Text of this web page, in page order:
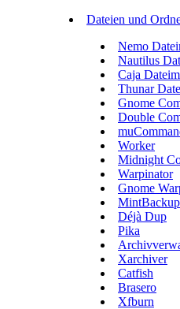
Dateien und
Nemo
Nautilus
Caja
Thunar
Gnome
Double
Worker
Midnight
Warpinator
Gnome
MintBackup
Déjà Dup
Pika
Xarchiver
Catfish
Brasero
Xfburn